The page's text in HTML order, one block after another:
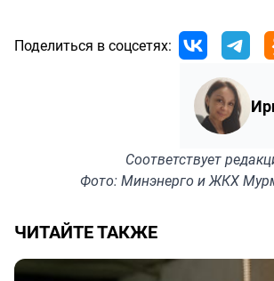
Поделиться в соцсетях:
Соответствует
Фото: Минэнерго и ЖКХ
ЧИТАЙТЕ ТАКЖЕ